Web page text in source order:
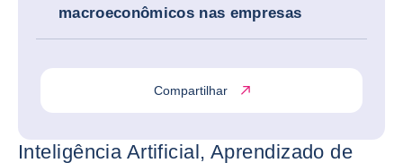
macroeconômicos nas empresas
Compartilhar
Inteligência Artificial, Aprendizado de